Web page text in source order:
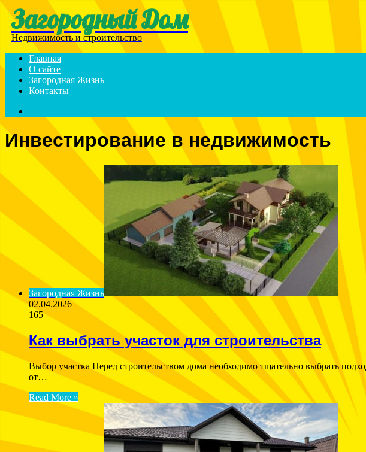
Menu
Загородный Дом
Недвижимость и строительство
Главная
О сайте
Загородная Жизнь
Контакты
Инвестирование в недвижимость
Загородная Жизнь
02.04.2026
165
Как выбрать участок для строительства
Выбор участка Перед строительством дома необходимо тщательно выбрать
от…
Read More »